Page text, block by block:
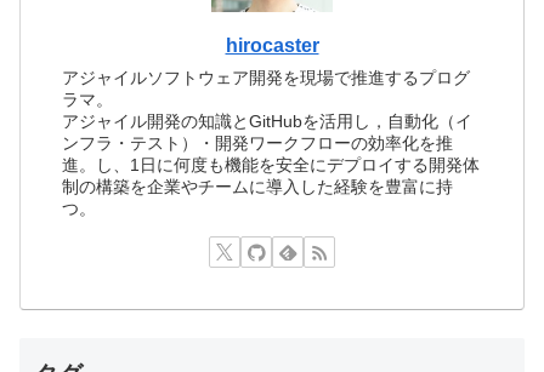
hirocaster
アジャイルソフトウェア開発を現場で推進するプログ
ラマ。
アジャイル開発の知識とGitHubを活用し，自動化（イ
ンフラ・テスト）・開発ワークフローの効率化を推
進。し、1日に何度も機能を安全にデプロイする開発体
制の構築を企業やチームに導入した経験を豊富に持
つ。